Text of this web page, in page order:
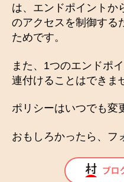
は、エンドポイントか
のアクセスを制御する
ためです。
また、1つのエンドポ
連付けることはできま
ポリシーはいつでも変
おもしろかったら、フ